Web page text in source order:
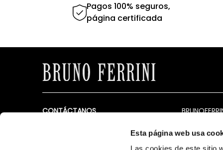
Esta página web usa
Pagos 100% seguros,
página certificada
CONTÁCTANOS
siguientes canales de atención
Lunes a Viernes de 9:00 a.m. a 5:00 p.m.
Nosotros
Tiendas